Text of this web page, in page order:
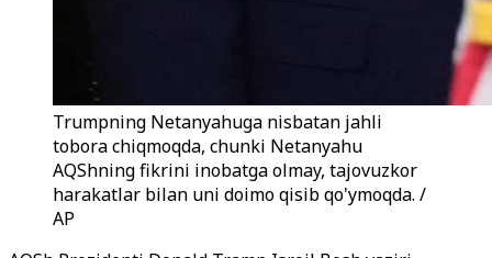
Trumpning Netanyahuga nisbatan jahli
tobora chiqmoqda, chunki Netanyahu
AQShning fikrini inobatga olmay, tajovuzkor
harakatlar bilan uni doimo qisib qo'ymoqda. /
AP